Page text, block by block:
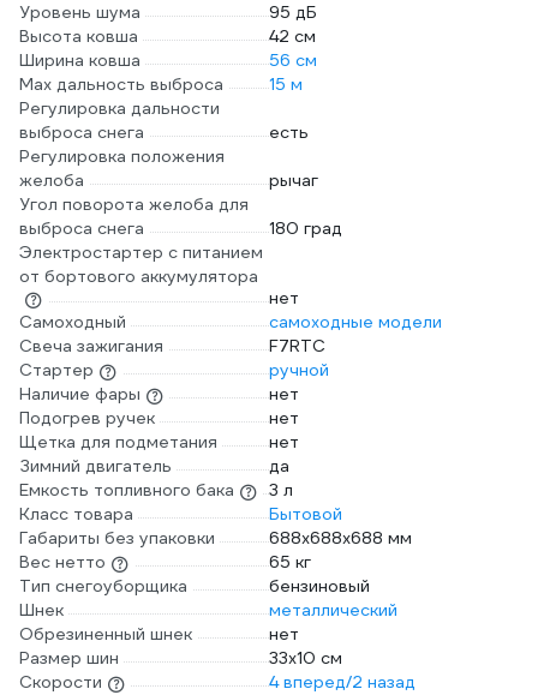
Уровень шума
95 дБ
Высота ковша
42 см
Ширина ковша
56 см
Max дальность выброса
15 м
Регулировка дальности
выброса снега
есть
Регулировка положения
желоба
рычаг
Угол поворота желоба для
выброса снега
180 град
Электростартер с питанием
от бортового аккумулятора
нет
Самоходный
самоходные модели
Свеча зажигания
F7RTC
Стартер
ручной
Наличие фары
нет
Подогрев ручек
нет
Щетка для подметания
нет
Зимний двигатель
да
Емкость топливного бака
3 л
Класс товара
Бытовой
Габариты без упаковки
688х688х688 мм
Вес нетто
65 кг
Тип снегоуборщика
бензиновый
Шнек
металлический
Обрезиненный шнек
нет
Размер шин
33х10 см
Скорости
4 вперед/2 назад